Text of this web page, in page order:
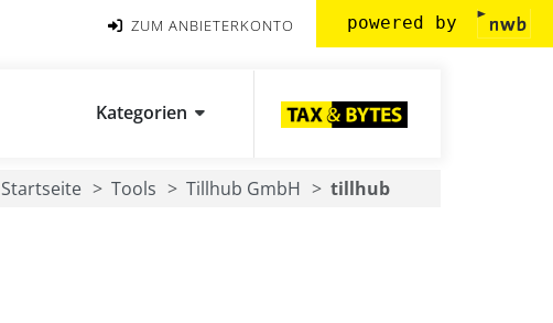
ZUM ANBIETERKONTO powered by
Kategorien
Startseite Tools Tillhub GmbH tillhub